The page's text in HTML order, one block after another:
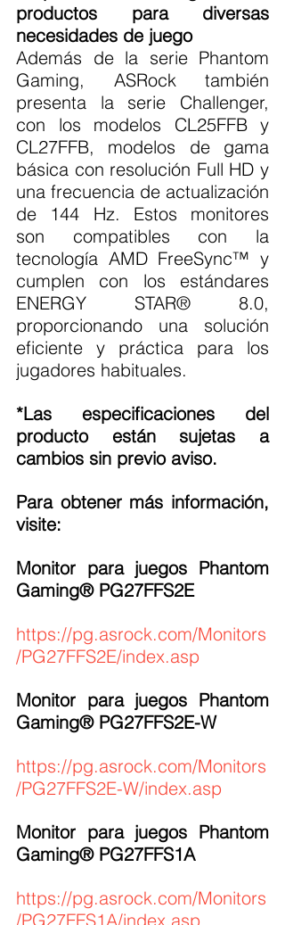
productos para diversas
necesidades de juego
Además de la serie Phantom
Gaming, ASRock también
presenta la serie Challenger,
con los modelos CL25FFB y
CL27FFB, modelos de gama
básica con resolución Full HD y
una frecuencia de actualización
de 144 Hz. Estos monitores
son compatibles con la
tecnología AMD FreeSync™ y
cumplen con los estándares
ENERGY STAR® 8.0,
proporcionando una solución
eficiente y práctica para los
jugadores habituales.
*Las especificaciones del
producto están sujetas a
cambios sin previo aviso.
Para obtener más información,
visite:
Monitor para juegos Phantom
Gaming® PG27FFS2E
https://pg.asrock.com/Monitors
/PG27FFS2E/index.asp
Monitor para juegos Phantom
Gaming® PG27FFS2E-W
https://pg.asrock.com/Monitors
/PG27FFS2E-W/index.asp
Monitor para juegos Phantom
Gaming® PG27FFS1A
https://pg.asrock.com/Monitors
/PG27FFS1A/index.asp